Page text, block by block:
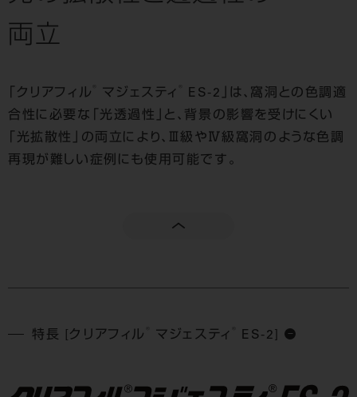
両立
「クリアフィル マジェスティ
ES-2」は、窩洞との色調適
合性に必要な「光透過性」と、背景の影響を受けにくい
「光拡散性」の両立により、Ⅲ級やⅣ級窩洞のような色調
再現が難しい症例にも使用可能です。
特長 [クリアフィル マジェスティ ES-2]